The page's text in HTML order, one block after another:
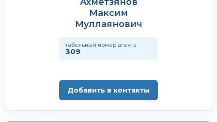
Максим
Муллаянович
табельный номер агента
309
Добавить в контакты